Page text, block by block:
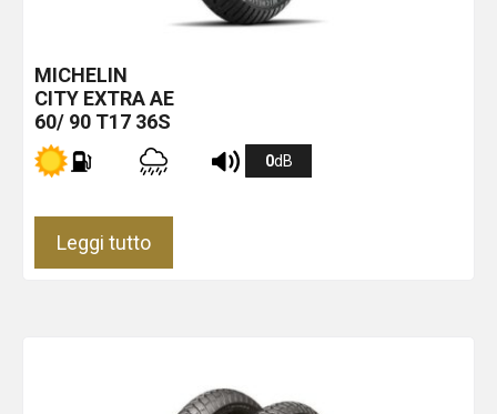
MICHELIN
CITY EXTRAAE
60/ 90 T17 36S
0dB
Leggi tutto